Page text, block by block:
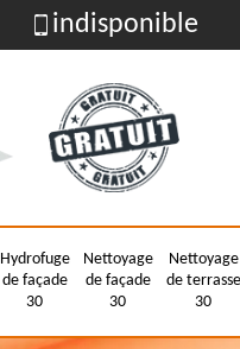
indisponible
Hydrofuge
de façade
30
Nettoyage
de façade
30
Nettoyage
de terrasse
30